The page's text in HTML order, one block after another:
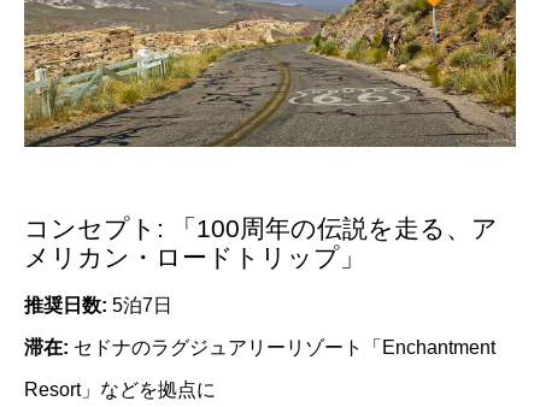
コンセプト: 「100周年の伝説を走る、ア
メリカン・ロードトリップ」
推奨日数: 5泊7日
滞在: セドナのラグジュアリーリゾート「Enchantment
Resort」などを拠点に